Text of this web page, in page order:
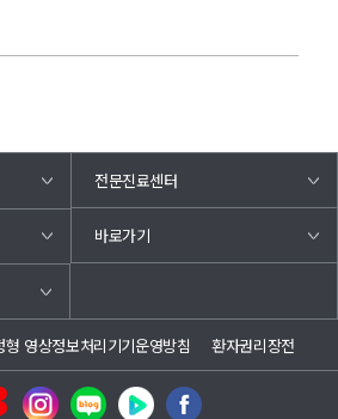
전문진료센터
바로가기
형 영상정보처리기기운영방침 환자권리장전